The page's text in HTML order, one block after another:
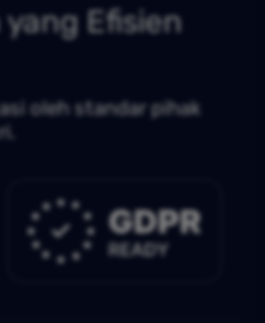
Efisien
oleh standar pihak